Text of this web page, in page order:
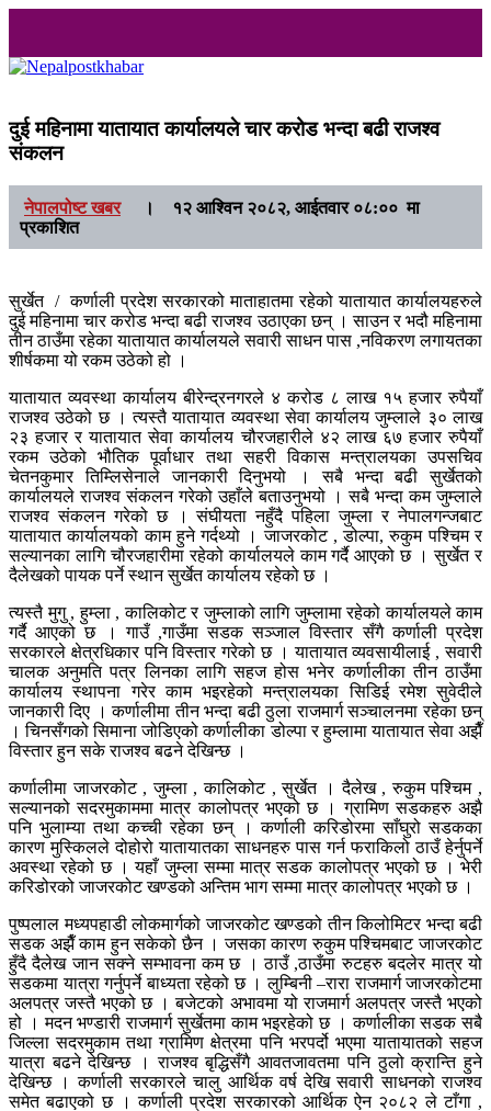
दुई महिनामा यातायात कार्यालयले चार करोड भन्दा बढी राजश्व
संकलन
नेपालपोष्ट खबर।
१२ आश्विन २०८२, आईतवार ०८:०० मा
प्रकाशित
सुर्खेत / कर्णाली प्रदेश सरकारको माताहातमा रहेको यातायात कार्यालयहरुले
दुई महिनामा चार करोड भन्दा बढी राजश्व उठाएका छन् । साउन र भदौ महिनामा
तीन ठाउँमा रहेका यातायात कार्यालयले सवारी साधन पास ,नविकरण लगायतका
शीर्षकमा यो रकम उठेको हो ।
यातायात व्यवस्था कार्यालय बीरेन्द्रनगरले ४ करोड ८ लाख १५ हजार रुपैयाँ
राजश्व उठेको छ । त्यस्तै यातायात व्यवस्था सेवा कार्यालय जुम्लाले ३० लाख
२३ हजार र यातायात सेवा कार्यालय चौरजहारीले ४२ लाख ६७ हजार रुपैयाँ
रकम उठेको भौतिक पूर्वाधार तथा सहरी विकास मन्त्रालयका उपसचिव
चेतनकुमार तिम्लिसेनाले जानकारी दिनुभयो । सबै भन्दा बढी सुर्खेतको
कार्यालयले राजश्व संकलन गरेको उहाँले बताउनुभयो । सबै भन्दा कम जुम्लाले
राजश्व संकलन गरेको छ । संघीयता नहुँदै पहिला जुम्ला र नेपालगन्जबाट
यातायात कार्यालयको काम हुने गर्दथ्यो । जाजरकोट , डोल्पा, रुकुम पश्चिम र
सल्यानका लागि चौरजहारीमा रहेको कार्यालयले काम गर्दै आएको छ । सुर्खेत र
दैलेखको पायक पर्ने स्थान सुर्खेत कार्यालय रहेको छ ।
त्यस्तै मुगु , हुम्ला , कालिकोट र जुम्लाको लागि जुम्लामा रहेको कार्यालयले काम
गर्दै आएको छ । गाउँ ,गाउँमा सडक सञ्जाल विस्तार सँगै कर्णाली प्रदेश
सरकारले क्षेत्रधिकार पनि विस्तार गरेको छ । यातायात व्यवसायीलाई , सवारी
चालक अनुमति पत्र लिनका लागि सहज होस भनेर कर्णालीका तीन ठाउँमा
कार्यालय स्थापना गरेर काम भइरहेको मन्त्रालयका सिडिई रमेश सुवेदीले
जानकारी दिए । कर्णालीमा तीन भन्दा बढी ठुला राजमार्ग सञ्चालनमा रहेका छन्
। चिनसँगको सिमाना जोडिएको कर्णालीका डोल्पा र हुम्लामा यातायात सेवा अझैँ
विस्तार हुन सके राजश्व बढने देखिन्छ ।
कर्णालीमा जाजरकोट , जुम्ला , कालिकोट , सुर्खेत । दैलेख , रुकुम पश्चिम ,
सल्यानको सदरमुकाममा मात्र कालोपत्र भएको छ । ग्रामिण सडकहरु अझै
पनि भुलाम्या तथा कच्ची रहेका छन् । कर्णाली करिडोरमा साँघुरो सडकका
कारण मुस्किलले दोहोरो यातायातका साधनहरु पास गर्न फराकिलो ठाउँ हेर्नुपर्ने
अवस्था रहेको छ । यहाँ जुम्ला सम्मा मात्र सडक कालोपत्र भएको छ । भेरी
करिडोरको जाजरकोट खण्डको अन्तिम भाग सम्मा मात्र कालोपत्र भएको छ ।
पुष्पलाल मध्यपहाडी लोकमार्गको जाजरकोट खण्डको तीन किलोमिटर भन्दा बढी
सडक अझैँ काम हुन सकेको छैन । जसका कारण रुकुम पश्चिमबाट जाजरकोट
हुँदै दैलेख जान सक्ने सम्भावना कम छ । ठाउँ ,ठाउँमा रुटहरु बदलेर मात्र यो
सडकमा यात्रा गर्नुपर्ने बाध्यता रहेको छ । लुम्बिनी –रारा राजमार्ग जाजरकोटमा
अलपत्र जस्तै भएको छ । बजेटको अभावमा यो राजमार्ग अलपत्र जस्तै भएको
हो । मदन भण्डारी राजमार्ग सुर्खेतमा काम भइरहेको छ । कर्णालीका सडक सबै
जिल्ला सदरमुकाम तथा ग्रामिण क्षेत्रमा पनि भरपर्दो भएमा यातायातको सहज
यात्रा बढने देखिन्छ । राजश्व बृद्धिसँगै आवतजावतमा पनि ठुलो क्रान्ति हुने
देखिन्छ । कर्णाली सरकारले चालु आर्थिक वर्ष देखि सवारी साधनको राजश्व
समेत बढाएको छ । कर्णाली प्रदेश सरकारको आर्थिक ऐन २०८२ ले टाँगा ,